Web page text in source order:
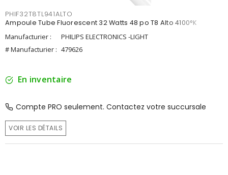
PHIF32T8TL941ALTO
Ampoule Tube Fluorescent 32 Watts 48 po T8 Alto 4100°K
Manufacturier :
PHILIPS ELECTRONICS -LIGHT
# Manufacturier : 479626
En inventaire
Compte PRO seulement. Contactez votre succursale
VOIR LES DÉTAILS